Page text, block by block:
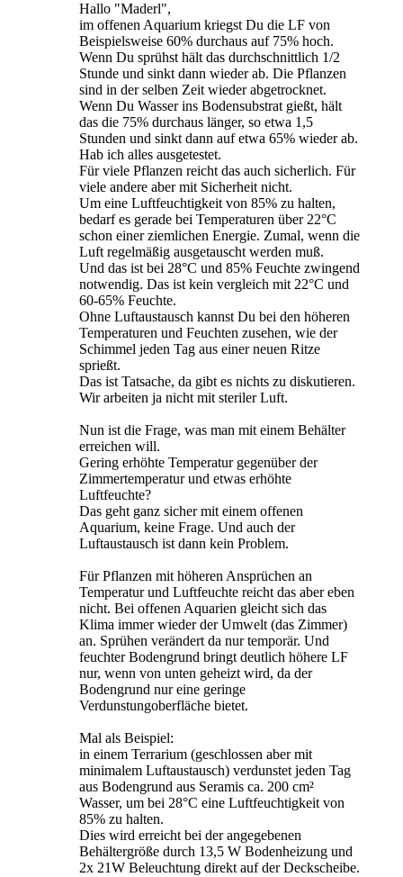
Hallo "Maderl",
im offenen Aquarium kriegst Du die LF von
Beispielsweise 60% durchaus auf 75% hoch.
Wenn Du sprühst hält das durchschnittlich 1/2
Stunde und sinkt dann wieder ab. Die Pflanzen
sind in der selben Zeit wieder abgetrocknet.
Wenn Du Wasser ins Bodensubstrat gießt, hält
das die 75% durchaus länger, so etwa 1,5
Stunden und sinkt dann auf etwa 65% wieder ab.
Hab ich alles ausgetestet.
Für viele Pflanzen reicht das auch sicherlich. Für
viele andere aber mit Sicherheit nicht.
Um eine Luftfeuchtigkeit von 85% zu halten,
bedarf es gerade bei Temperaturen über 22°C
schon einer ziemlichen Energie. Zumal, wenn die
Luft regelmäßig ausgetauscht werden muß.
Und das ist bei 28°C und 85% Feuchte zwingend
notwendig. Das ist kein vergleich mit 22°C und
60-65% Feuchte.
Ohne Luftaustausch kannst Du bei den höheren
Temperaturen und Feuchten zusehen, wie der
Schimmel jeden Tag aus einer neuen Ritze
sprießt.
Das ist Tatsache, da gibt es nichts zu diskutieren.
Wir arbeiten ja nicht mit steriler Luft.
Nun ist die Frage, was man mit einem Behälter
erreichen will.
Gering erhöhte Temperatur gegenüber der
Zimmertemperatur und etwas erhöhte
Luftfeuchte?
Das geht ganz sicher mit einem offenen
Aquarium, keine Frage. Und auch der
Luftaustausch ist dann kein Problem.
Für Pflanzen mit höheren Ansprüchen an
Temperatur und Luftfeuchte reicht das aber eben
nicht. Bei offenen Aquarien gleicht sich das
Klima immer wieder der Umwelt (das Zimmer)
an. Sprühen verändert da nur temporär. Und
feuchter Bodengrund bringt deutlich höhere LF
nur, wenn von unten geheizt wird, da der
Bodengrund nur eine geringe
Verdunstungoberfläche bietet.
Mal als Beispiel:
in einem Terrarium (geschlossen aber mit
minimalem Luftaustausch) verdunstet jeden Tag
aus Bodengrund aus Seramis ca. 200 cm²
Wasser, um bei 28°C eine Luftfeuchtigkeit von
85% zu halten.
Dies wird erreicht bei der angegebenen
Behältergröße durch 13,5 W Bodenheizung und
2x 21W Beleuchtung direkt auf der Deckscheibe.